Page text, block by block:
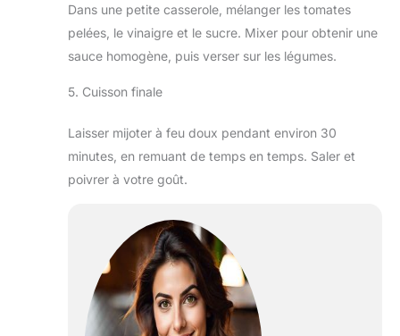
Dans une petite casserole, mélanger les tomates
pelées, le vinaigre et le sucre. Mixer pour obtenir une
sauce homogène, puis verser sur les légumes.
5. Cuisson finale
Laisser mijoter à feu doux pendant environ 30
minutes, en remuant de temps en temps. Saler et
poivrer à votre goût.